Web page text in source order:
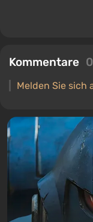
Kommentare 0
Melden Sie sich